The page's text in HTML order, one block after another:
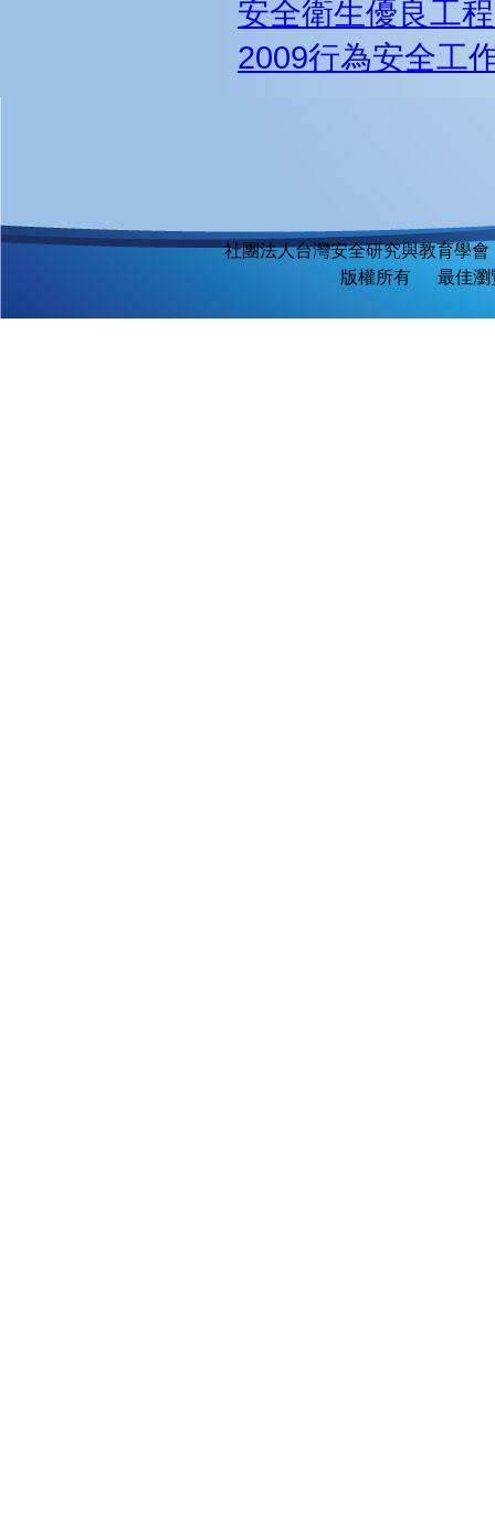
安全衛生優良工
2009行為安全工
社團法人台灣安全研究與教育學會
版權所有 最佳瀏